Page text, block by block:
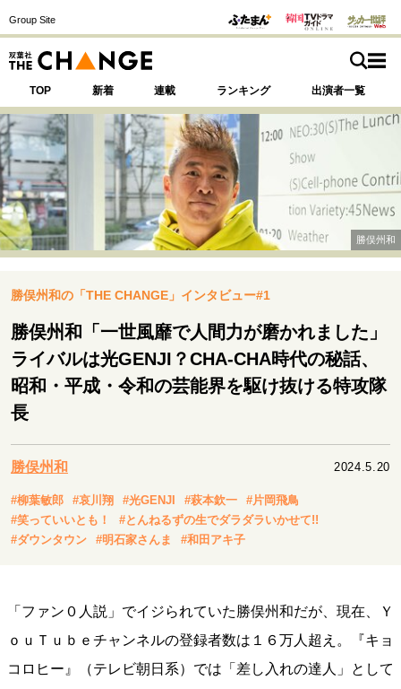
Group Site
TOP 新着 連載 ランキング 出演者一覧
SPECIAL 注目の記事テーマで探す
運命を変えた出会い 決断の裏側
表現者の葛藤
人生が動いた日 10代の挫折と原点
キャリア・働き方
大人の学び直し
トップが描く未来
マインドセット
勝俣州和
勝俣州和の「THE CHANGE」インタビュー#1
勝俣州和「一世風靡で人間力が磨かれました」
ライバルは光GENJI？CHA-CHA時代の秘話、
昭和・平成・令和の芸能界を駆け抜ける特攻隊
長
勝俣州和 2024.5.20
#柳葉敏郎 #哀川翔 #光GENJI #萩本欽一
#片岡飛鳥
#笑っていいとも！
#とんねるずの生でダラダラいかせて!!
#ダウンタウン
#明石家さんま #和田アキ子
「ファン０人説」でイジられていた勝俣州和だが、現在、Ｙ
ｏｕＴｕｂｅチャンネルの登録者数は１６万人超え。『キョ
コロヒー』（テレビ朝日系）では「差し入れの達人」として